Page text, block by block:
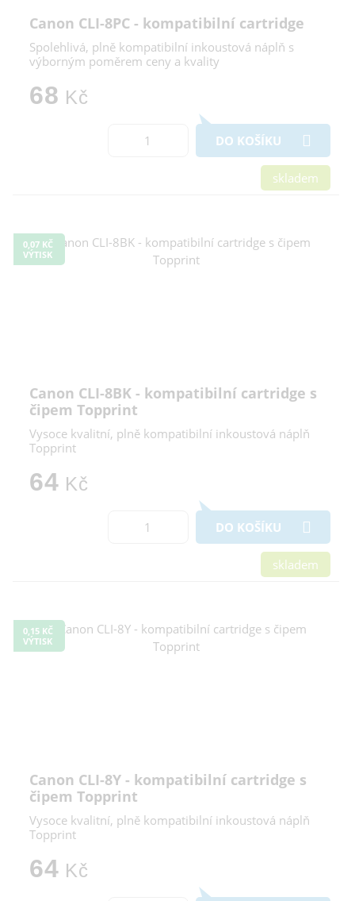
Canon CLI-8PC - kompatibilní cartridge
Spolehlivá, plně kompatibilní inkoustová náplň s
výborným poměrem ceny a kvality
68 Kč
DO KOŠÍKU
skladem
0,07 KČ
VÝTISK
Canon CLI-8BK - kompatibilní cartridge s
čipem Topprint
Vysoce kvalitní, plně kompatibilní inkoustová náplň
Topprint
64 Kč
DO KOŠÍKU
skladem
0,15 KČ
VÝTISK
Canon CLI-8Y - kompatibilní cartridge s
čipem Topprint
Vysoce kvalitní, plně kompatibilní inkoustová náplň
Topprint
64 Kč